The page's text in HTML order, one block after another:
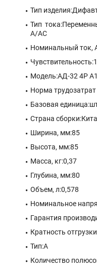
Тип
Тип
А/АС
Номинальный ток,
Модель:АД-32 4P
Норма
Базовая
Страна
Ширина, мм:85
Высота, мм:85
Масса, кг:0,37
Глубина, мм:80
Объем, л:0,578
Номинальное
Гарантия
Кратность
Тип:A
Количество